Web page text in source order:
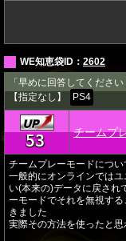
WE知恵袋ID： 2602
「早めに回答してください
【指定なし】
PS4
★53 チームプ
チームプレーモードにつ
一般的にオンラインでは
い(本来の)データに戻され
ーモードでそれを無視す
きました
実際その方法を使ったと